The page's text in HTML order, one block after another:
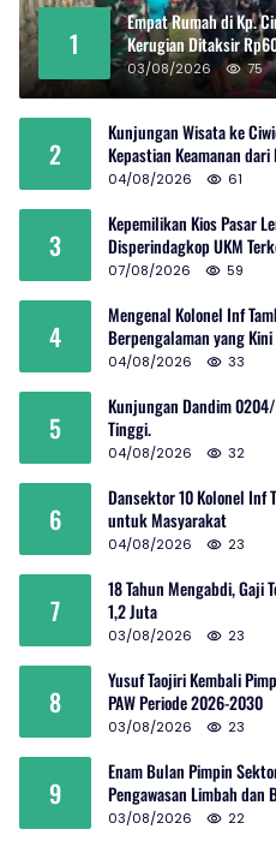
1
Empat Rumah di Kp.
Kerugian Ditaksir
03/08/2026 75
2
Kunjungan Wisata ke
Kepastian Keamanan
04/08/2026 61
3
Kepemilikan Kios Pasar
Disperindagkop UKM
07/08/2026 59
4
Mengenal Kolonel Inf
Berpengalaman yang
04/08/2026 33
5
Kunjungan Dandim
Tinggi.
04/08/2026 32
6
Dansektor 10 Kolonel Inf
untuk Masyarakat
04/08/2026 23
7
18 Tahun Mengabdi, Gaji
1,2 Juta
03/08/2026 23
8
Yusuf Taojiri Kembali
PAW Periode 2026-2030
03/08/2026 23
9
Enam Bulan Pimpin
Pengawasan Limbah dan
03/08/2026 22